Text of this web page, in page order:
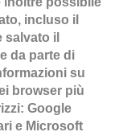
incluso il
salvato il
da parte di
su
browser più
Google
e Microsoft